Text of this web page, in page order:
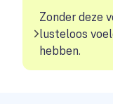
Zonder deze
lusteloos
hebben.